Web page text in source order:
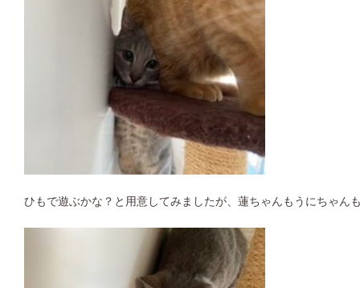
ひもで遊ぶかな？と用意してみましたが、蓮ちゃんもうにちゃん